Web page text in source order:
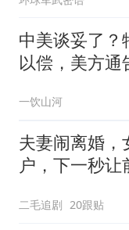
改写
中美谈妥了？
以偿，美方通
一饮山河
夫妻闹离婚，
户，下一秒让
二毛追剧 20跟贴